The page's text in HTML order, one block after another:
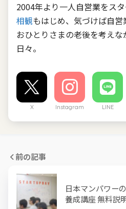
2004年より一人自営業をス
相観もはじめ、気づけば自営
おひとりさまの老後を考え
日々。
X Instagram LINE
前の記事
日本マンパワー
養成講座 無料説